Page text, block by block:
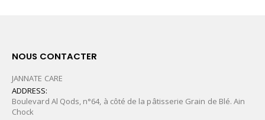
NOUS CONTACTER
JANNATE CARE
ADDRESS:
Boulevard Al Qods, n°64, à côté de la pâtisserie Grain de Blé. Ain
Chock